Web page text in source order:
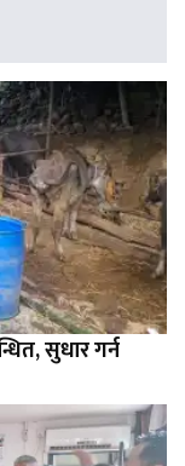
सुधार गर्न